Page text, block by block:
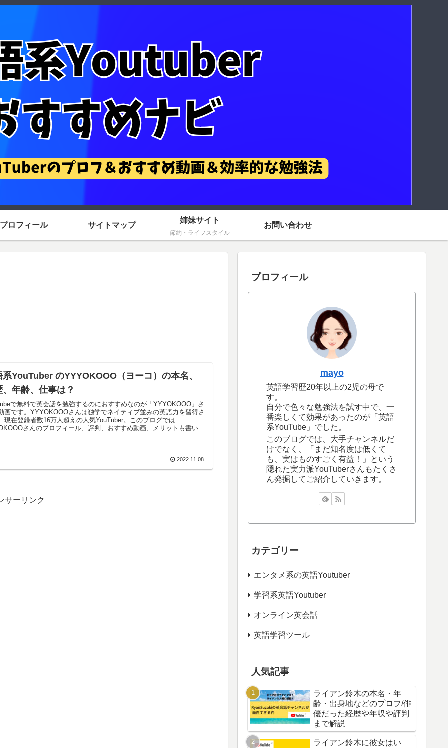
プロフィール サイトマップ
姉妹サイト
節約・ライフスタイル
お問い合わせ
系YouTuber のYYYOKOOO（ヨーコ）の本名、
、年齢、仕事は？
で無料で英会話を勉強するのにおすすめなのが「YYYOKOOO」さ
画です。YYYOKOOOさんは独学でネイティブ並みの英語力を習得さ
現在登録者数16万人超えの人気YouTuber。このブログでは
さんのプロフィール、評判、おすすめ動画、メリットも書いて
2022.11.08
サーリンク
プロフィール
mayo
英語学習歴20年以上の2児の母で
す。
自分で色々な勉強法を試す中で、一
番楽しくて効果があったのが「英語
系YouTube」でした。
このブログでは、大手チャンネルだ
けでなく、「まだ知名度は低くて
も、実はものすごく有益！」という
隠れた実力派YouTuberさんもたくさ
ん発掘してご紹介していきます。
カテゴリー
エンタメ系の英語Youtuber
学習系英語Youtuber
オンライン英会話
英語学習ツール
人気記事
ライアン鈴木の本名・年
齢・出身地などのプロフ/俳
優だった経歴や年収や評判
まで解説
ライアン鈴木に彼女はい